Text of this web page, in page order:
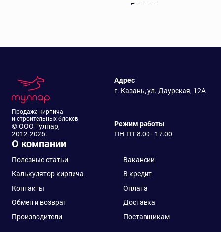
Биктон
Калужский
газобетон
Поревит
Теплит
Теплон
Продажа кирпича
и строительных блоков
© ООО Тулпар,
2012-2026.
Адрес
г. Казань, ул. Даурская, 12А
Режим работы
ПН-ПТ 8:00 - 17:00
О компании
Полезные статьи
Вакансии
Калькулятор кирпича
В кредит
Контакты
Оплата
Обмен и возврат
Доставка
Производители
Поставщикам